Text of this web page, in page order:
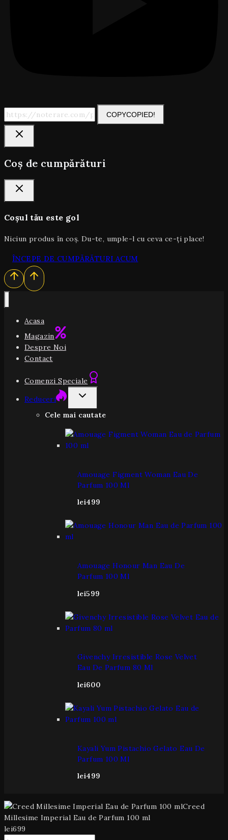
COPYCOPIED!
Coș de cumpărături
Coșul tău este gol
Niciun produs în coș. Du-te, umple-l cu ceva ce-ți place!
ÎNCEPE DE CUMPĂRĂTURI ACUM
Acasa
Magazin
Despre Noi
Contact
Comenzi Speciale
Reduceri
Cele mai cautate
Amouage Figment Woman Eau De
Parfum 100 Ml
lei499
Amouage Honour Man Eau De
Parfum 100 Ml
lei599
Givenchy Irresistible Rose Velvet
Eau De Parfum 80 Ml
lei600
Kayali Yum Pistachio Gelato Eau De
Parfum 100 Ml
lei499
Creed
Millesime Imperial Eau de Parfum 100 ml
lei699